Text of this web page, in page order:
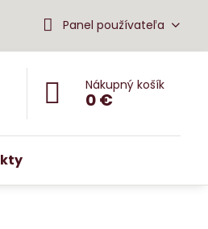
Panel používateľa
Nákupný košík
0 €